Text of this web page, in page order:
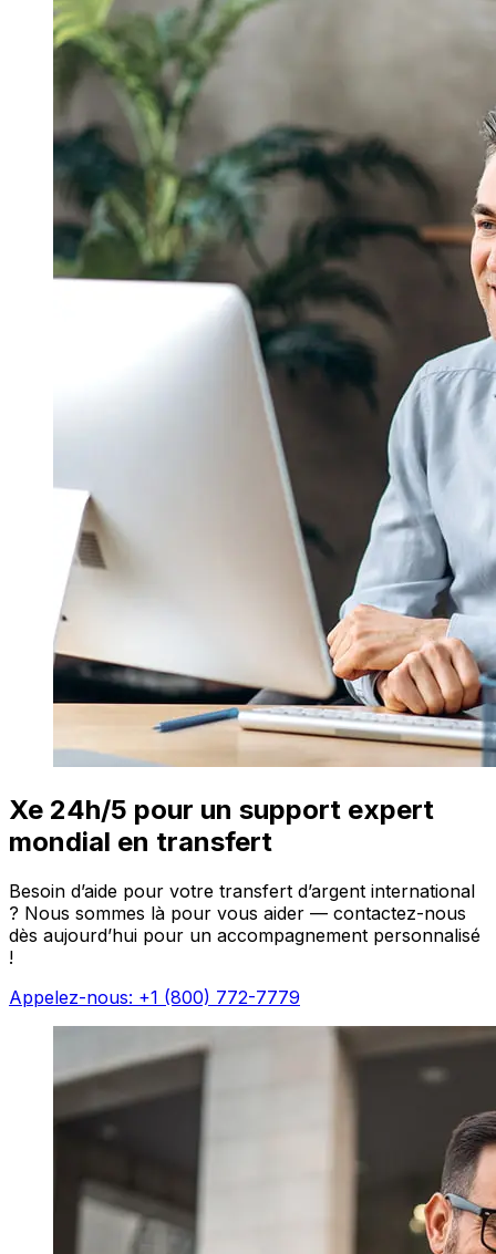
Xe 24h/5 pour un support expert
mondial en transfert
Besoin d’aide pour votre transfert d’argent international
? Nous sommes là pour vous aider — contactez-nous
dès aujourd’hui pour un accompagnement personnalisé
!
Appelez-nous: +1 (800) 772-7779